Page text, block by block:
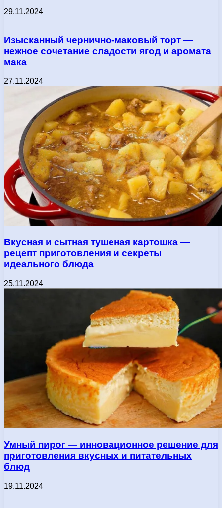
29.11.2024
Изысканный чернично-маковый торт —
нежное сочетание сладости ягод и аромата
мака
27.11.2024
Вкусная и сытная тушеная картошка —
рецепт приготовления и секреты
идеального блюда
25.11.2024
Умный пирог — инновационное решение для
приготовления вкусных и питательных
блюд
19.11.2024